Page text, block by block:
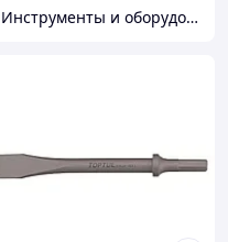
Инструменты и оборудование StellarTrade